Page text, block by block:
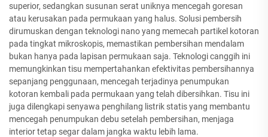
superior, sedangkan susunan serat uniknya mencegah goresan
atau kerusakan pada permukaan yang halus. Solusi pembersih
dirumuskan dengan teknologi nano yang memecah partikel kotoran
pada tingkat mikroskopis, memastikan pembersihan mendalam
bukan hanya pada lapisan permukaan saja. Teknologi canggih ini
memungkinkan tisu mempertahankan efektivitas pembersihannya
sepanjang penggunaan, mencegah terjadinya penumpukan
kotoran kembali pada permukaan yang telah dibersihkan. Tisu ini
juga dilengkapi senyawa penghilang listrik statis yang membantu
mencegah penumpukan debu setelah pembersihan, menjaga
interior tetap segar dalam jangka waktu lebih lama.